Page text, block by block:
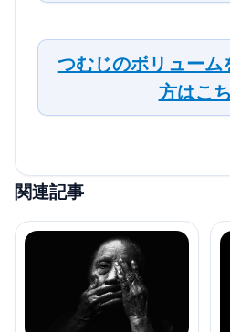
つむじのボリュー
方はこ
関連記事